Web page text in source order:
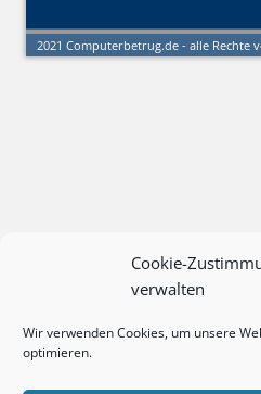
Cookie-
verwalten
Wir verwenden Cookies, um unsere
optimieren.
2021 Computerbetrug.de - alle Rechte